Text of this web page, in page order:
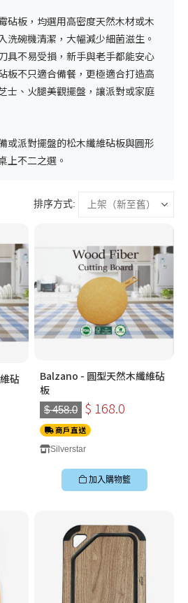
砧板 ，均選用高密度天然木材或木
洗碗機清潔，大幅減少細菌滋生。
具不易受損，新手與老手都能安心
板不只適合備餐，更極適合打造高
士、火腿美觀擺盤，讓派對或家庭
或派對擺盤的松木纖維砧板與圓形
上不二之選。
排序方式:
砧
Balzano - 圓型天然木纖維砧
板
$ 458.0 $ 168.0
商戶直送
Silverstar
加入購物籃